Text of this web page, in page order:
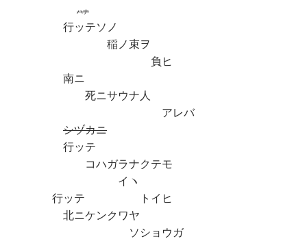
ハナ
行ッテソノ
稲ノ束ヲ
負ヒ
南ニ
死ニサウナ人
アレバ
シヅカニ
行ッテ
コハガラナクテモ
イヽ
行ッテ トイヒ
北ニケンクワヤ
ソショウガ